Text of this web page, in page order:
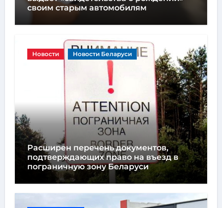
своим старым автомобилям
Новости Новости Беларуси
Расширен перечень документов,
подтверждающих право на въезд в
пограничную зону Беларуси